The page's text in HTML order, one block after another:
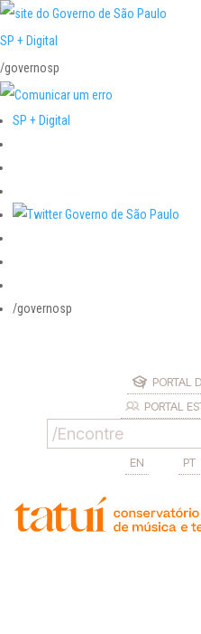
SP + Digital
/governosp
SP + Digital
/governosp
PORTAL
PORTAL
EN PT